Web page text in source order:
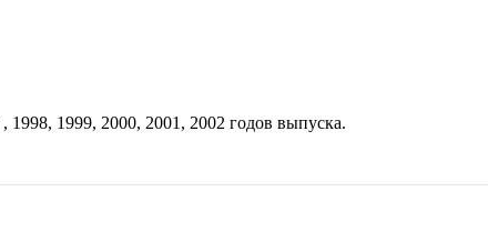
, 1998, 1999, 2000, 2001 , 2002 годов выпуска.